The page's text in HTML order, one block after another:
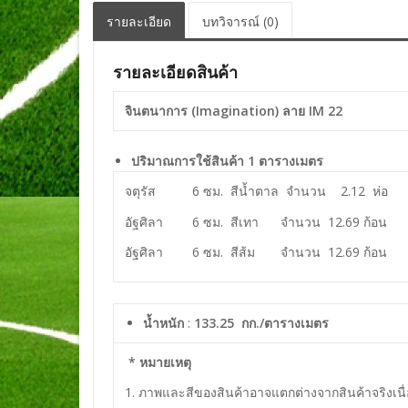
รายละเอียด บทวิจารณ์ (0)
รายละเอียดสินค้า
จินตนาการ (Imagination) ลาย IM 22
ปริมาณการใช้สินค้า 1 ตารางเมตร
จตุรัส 6 ซม. สีน้ำตาล จำนวน 2.12 ห่อ
อัฐศิลา 6 ซม. สีเทา จำนวน 12.69 ก้อน
อัฐศิลา 6 ซม. สีส้ม จำนวน 12.69 ก้อน
น้ำหนัก : 133.25 กก./ตารางเมตร
* หมายเหตุ
1. ภาพและสีของสินค้าอาจแตกต่างจากสินค้าจริงเ